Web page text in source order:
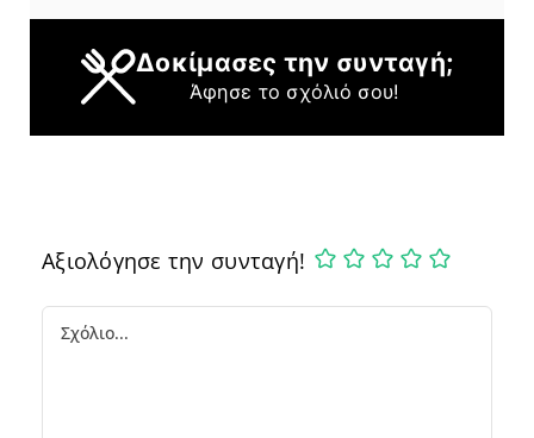
Δοκίμασες την συνταγή;
Άφησε το σχόλιό σου!
Αξιολόγησε την συνταγή!
Comment